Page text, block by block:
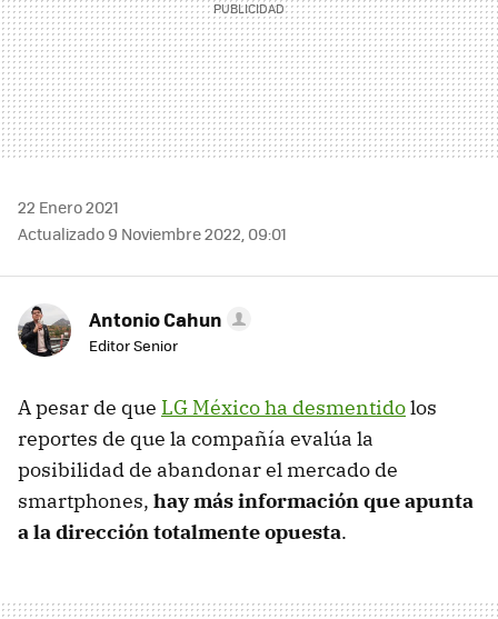
22 Enero 2021
Actualizado 9 Noviembre 2022, 09:01
Antonio Cahun
Editor Senior
A pesar de que LG México ha desmentidolos
reportes de que la compañía evalúa la
posibilidad de abandonar el mercado de
smartphones, hay más información que apunta
a la dirección totalmente opuesta.